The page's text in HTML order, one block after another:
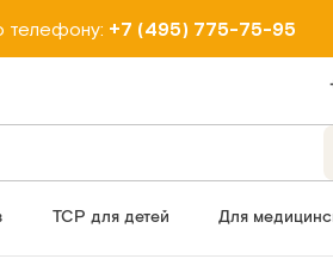
телефону: +7 (495) 775-75-95
ТСР для детей Для